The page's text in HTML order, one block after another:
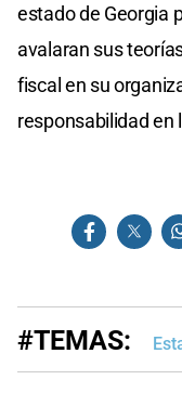
estado de Georgia
avalaran sus
fiscal en su
responsabilidad en
#TEMAS: